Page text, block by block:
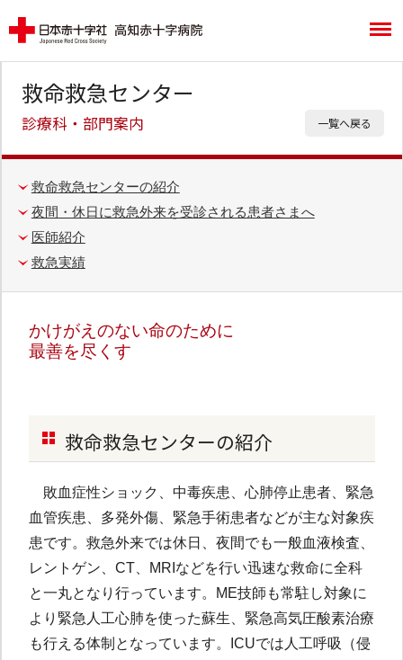
救命救急センター
診療科・部門案内 一覧へ戻る
救命救急センターの紹介
夜間・休日に救急外来を受診される患者さまへ
医師紹介
救急実績
かけがえのない命のために
最善を尽くす
救命救急センターの紹介
敗血症性ショック、中毒疾患、心肺停止患者、緊急
血管疾患、多発外傷、緊急手術患者などが主な対象疾
患です。救急外来では休日、夜間でも一般血液検査、
レントゲン、CT、MRIなどを行い迅速な救命に全科
と一丸となり行っています。ME技師も常駐し対象に
より緊急人工心肺を使った蘇生、緊急高気圧酸素治療
も行える体制となっています。ICUでは人工呼吸（侵